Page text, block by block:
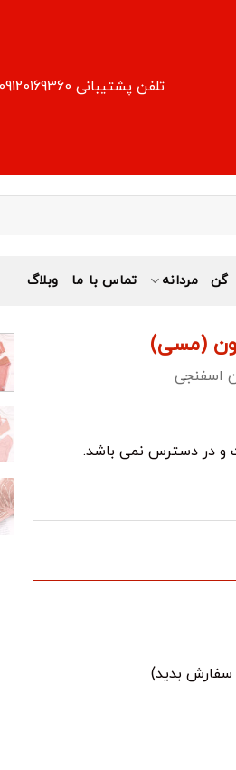
تلفن پشتیبانی 09120169360
گن مردانه تماس با ما وبلاگ
(مسی)
اسفنجی
و در دسترس نمی باشد.